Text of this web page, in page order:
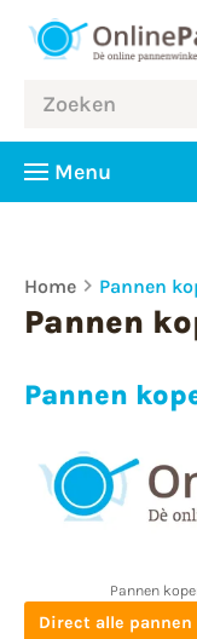
Menu
Home Pannen
Pannen
Pannen
Pannen
Direct alle pannen